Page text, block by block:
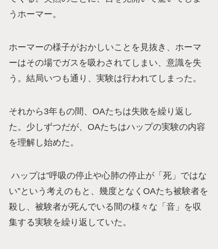
うホーマー。
ホーマーの様子がおかしいことを見抜き、ホーマ
ーはその場でガスを吸わされてしまい、意識を失
う。結局いつも通り、実験は行われてしまった。
それから3年もの間、OAたちは失敗を繰り返し
た。少しずつだが、OAたちはハップの実験の内容
を理解し始めた。
ハップは”呼吸の停止や心肺の停止が「死」ではな
い”という考えのもと、幾度となくOAたち被験者を
殺し、被験者が死んでいる間の様々な「音」を収
集する実験を繰り返していた。